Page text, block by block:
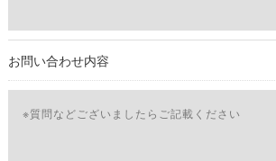
お問い合わせ内容